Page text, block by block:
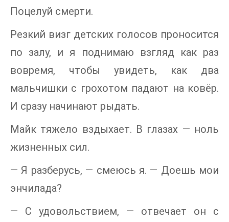
Поцелуй смерти.
Резкий визг детских голосов проносится
по залу, и я поднимаю взгляд как раз
вовремя, чтобы увидеть, как два
мальчишки с грохотом падают на ковёр.
И сразу начинают рыдать.
Майк тяжело вздыхает. В глазах — ноль
жизненных сил.
— Я разберусь, — смеюсь я. — Доешь мои
энчилада?
— С удовольствием, — отвечает он с